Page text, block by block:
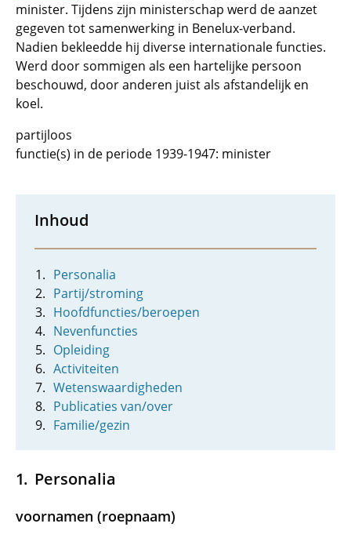
minister. Tijdens zijn ministerschap werd de aanzet
gegeven tot samenwerking in Benelux-verband.
Nadien bekleedde hij diverse internationale functies.
Werd door sommigen als een hartelijke persoon
beschouwd, door anderen juist als afstandelijk en
koel.
partijloos
functie(s) in de periode 1939-1947: minister
Inhoud
Personalia
Partij/stroming
Hoofdfuncties/beroepen
Nevenfuncties
Opleiding
Activiteiten
Wetenswaardigheden
Publicaties van/over
Familie/gezin
Personalia
voornamen (roepnaam)